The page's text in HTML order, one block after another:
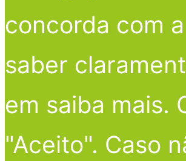
concorda com
saber
em saiba mais.
"Aceito". Caso